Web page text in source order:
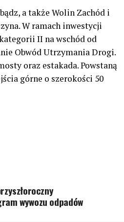
a także Wolin Zachód i
W ramach inwestycji
II na wschód od
Obwód Utrzymania Drogi.
oraz estakada. Powstaną
górne o szerokości 50
wywozu odpadów